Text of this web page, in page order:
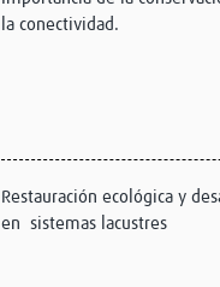
la conectividad.
Restauración ecológica y
en sistemas lacustres